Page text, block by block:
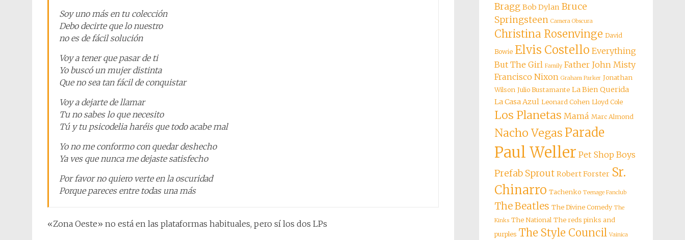
Soy uno más en tu colección
Debo decirte que lo nuestro
no es de fácil solución
Voy a tener que pasar de ti
Yo buscó un mujer distinta
Que no sea tan fácil de conquistar
Voy a dejarte de llamar
Tu no sabes lo que necesito
Tú y tu psicodelia haréis que todo acabe mal
Yo no me conformo con quedar deshecho
Ya ves que nunca me dejaste satisfecho
Por favor no quiero verte en la oscuridad
Porque pareces entre todas una más
«Zona Oeste» no está en las plataformas habituales, pero sí los dos LPs
Bragg Bob Dylan Bruce
Springsteen Camera Obscura
Christina Rosenvinge David
Bowie Elvis Costello Everything
But The Girl Family Father John Misty
Francisco Nixon Graham Parker Jonathan
Wilson Julio Bustamante La Bien Querida
La Casa Azul Leonard Cohen Lloyd Cole
Los Planetas Mamá Marc Almond
Nacho Vegas Parade
Paul Weller Pet Shop Boys
Prefab Sprout Robert Forster Sr.
Chinarro Tachenko Teenage Fanclub
The Beatles The Divine Comedy The
Kinks The National The reds pinks and
purples The Style Council Vainica